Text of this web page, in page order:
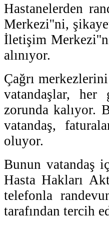
Hastanelerden
Merkezi''ni,
İletişim
alınıyor.
Çağrı
vatandaşlar,
zorunda kalıyor.
vatandaş,
oluyor.
Bunun vatandaş
Hasta Hakları
telefonla
tarafından tercih